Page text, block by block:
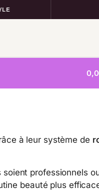
à leur système de
soient professionnels
beauté plus